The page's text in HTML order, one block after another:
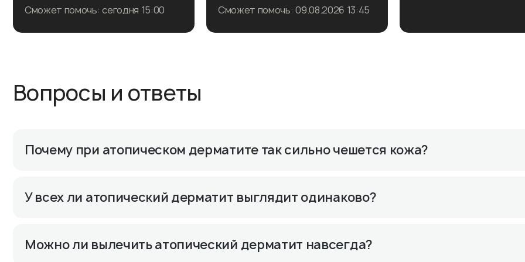
Сможет помочь: сегодня 15:00
Сможет помочь: 09.08.2026 13:45
Вопросы и ответы
Почему при атопическом дерматите так сильно чешется кожа?
У всех ли атопический дерматит выглядит одинаково?
Можно ли вылечить атопический дерматит навсегда?